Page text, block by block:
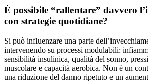
È possibile “rallentare” davvero
con strategie quotidiane?
Si può influenzare una parte
intervenendo su processi modulabili:
sensibilità insulinica, qualità del sonno,
muscolare e capacità aerobica. Non è un
una riduzione del danno ripetuto e un